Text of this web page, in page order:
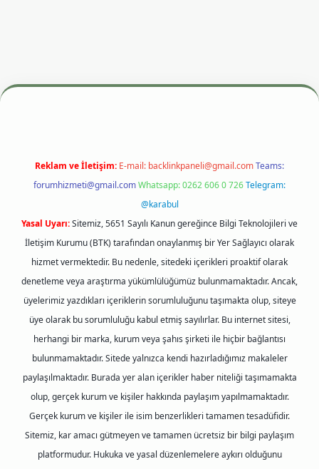
betexper.xyzm elexbet
Reklam ve İletişim: E-mail: backlinkpaneli@gmail.comTeams:
forumhizmeti@gmail.comWhatsapp: 0262 606 0 726Telegram:
@karabul
Yasal Uyarı:Sitemiz, 5651 Sayılı Kanun gereğince Bilgi Teknolojileri ve
İletişim Kurumu (BTK) tarafından onaylanmış bir Yer Sağlayıcı olarak
hizmet vermektedir. Bu nedenle, sitedeki içerikleri proaktif olarak
denetleme veya araştırma yükümlülüğümüz bulunmamaktadır. Ancak,
üyelerimiz yazdıkları içeriklerin sorumluluğunu taşımakta olup, siteye
üye olarak bu sorumluluğu kabul etmiş sayılırlar. Bu internet sitesi,
herhangi bir marka, kurum veya şahıs şirketi ile hiçbir bağlantısı
bulunmamaktadır. Sitede yalnızca kendi hazırladığımız makaleler
paylaşılmaktadır. Burada yer alan içerikler haber niteliği taşımamakta
olup, gerçek kurum ve kişiler hakkında paylaşım yapılmamaktadır.
Gerçek kurum ve kişiler ile isim benzerlikleri tamamen tesadüfidir.
Sitemiz, kar amacı gütmeyen ve tamamen ücretsiz bir bilgi paylaşım
platformudur. Hukuka ve yasal düzenlemelere aykırı olduğunu